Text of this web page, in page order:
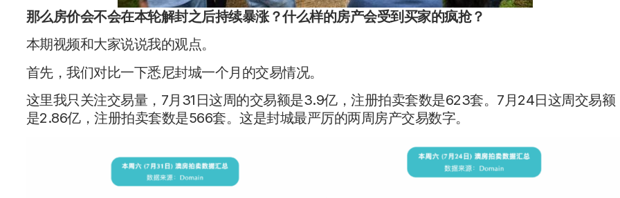
那么房价会不会在本轮解封之后持续暴涨？什么样的房产会受到买家的疯抢？
本期视频和大家说说我的观点。
首先，我们对比一下悉尼封城一个月的交易情况。
这里我只关注交易量，7月31日这周的交易额是3.9亿，注册拍卖套数是623套。7月24日这周交易额
是2.86亿，注册拍卖套数是566套。这是封城最严厉的两周房产交易数字。